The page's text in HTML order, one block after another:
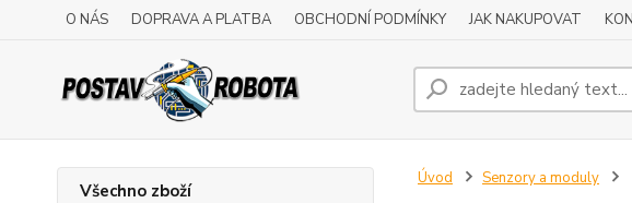
O NÁS DOPRAVA A PLATBA OBCHODNÍ PODMÍNKY JAK NAKUPOVAT
Všechno zboží
Úvod Senzory a moduly